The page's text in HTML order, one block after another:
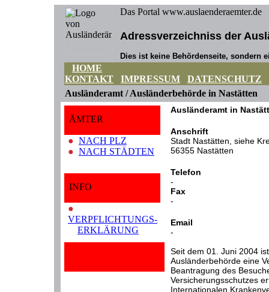
Das Portal www.auslaenderaemter.de
Adressverzeichniss der
Dies ist keine Behördenseite, sondern
HOME
KONTAKT
IMPRESSUM
DATENSCHUTZ
Ausländeramt / Ausländerbehörde in Nastätten
ÄMTER
● NACH PLZ
● NACH STÄDTEN
INFO
●
VERPFLICHTUNGS-
ERKLÄRUNG
Ausländeramt in
Anschrift
Stadt Nastätten, siehe
56355 Nastätten
Telefon
-
Fax
-
Email
-
Seit dem 01. Juni 2004
Ausländerbehörde eine
Beantragung des
Versicherungsschutzes
Internationalen